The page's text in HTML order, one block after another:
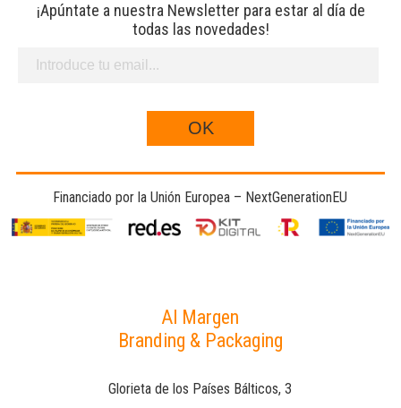
¡Apúntate a nuestra Newsletter para estar al día de
todas las novedades!
Financiado por la Unión Europea – NextGenerationEU
Al Margen
Branding & Packaging
Glorieta de los Países Bálticos, 3